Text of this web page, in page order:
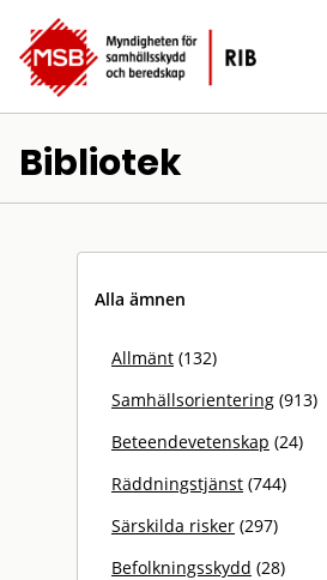
Bibliotek
Alla ämnen
Allmänt (132)
Samhällsorientering (913)
Beteendevetenskap (24)
Räddningstjänst (744)
Särskilda risker (297)
Befolkningsskydd (28)